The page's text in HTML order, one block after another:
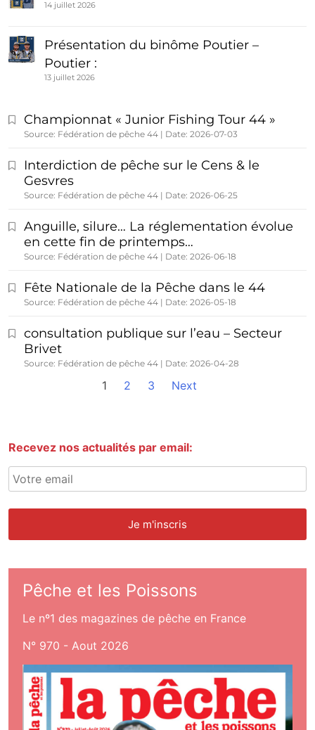
14 juillet 2026
Présentation du binôme Poutier –
Poutier :
13 juillet 2026
Championnat « Junior Fishing Tour 44 »
Source: Fédération de pêche 44 Date: 2026-07-03
Interdiction de pêche sur le Cens & le
Gesvres
Source: Fédération de pêche 44 Date: 2026-06-25
Anguille, silure… La réglementation évolue
en cette fin de printemps…
Source: Fédération de pêche 44 Date: 2026-06-18
Fête Nationale de la Pêche dans le 44
Source: Fédération de pêche 44 Date: 2026-05-18
consultation publique sur l’eau – Secteur
Brivet
Source: Fédération de pêche 44 Date: 2026-04-28
1 2 3 Next
Recevez nos actualités par email:
Pêche et les Poissons
Le nº1 des magazines de pêche en France
N° 970 - Aout 2026